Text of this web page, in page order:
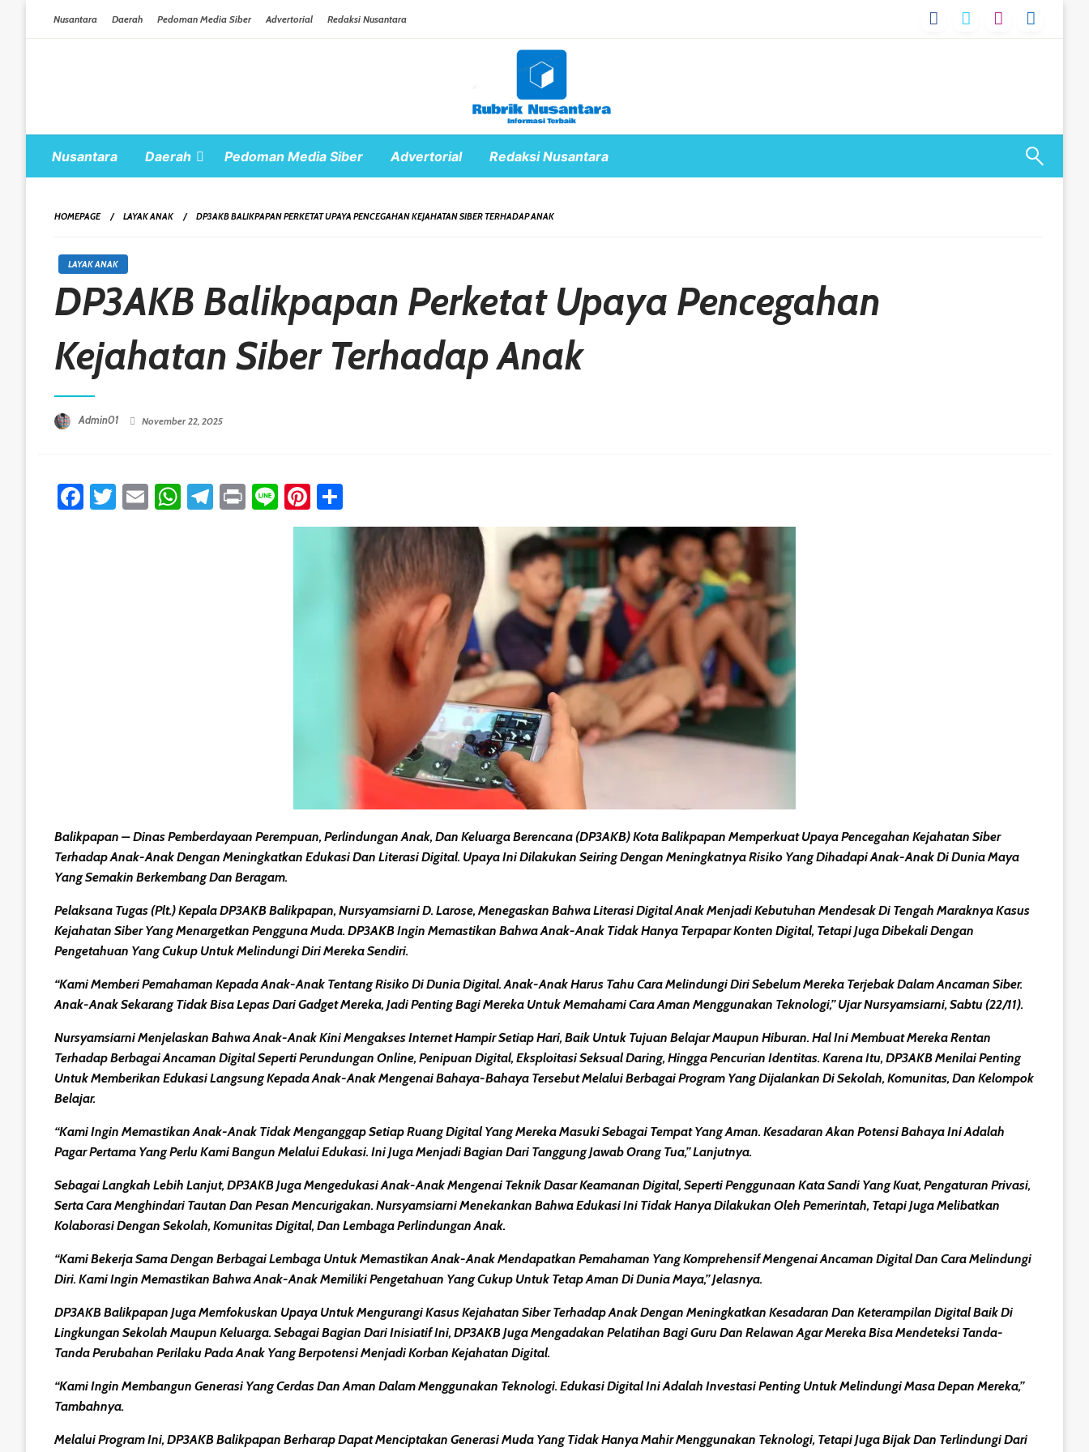
Nusantara Daerah Pedoman Media Siber Advertorial Redaksi Nusantara
Nusantara Daerah Pedoman Media Siber Advertorial Redaksi Nusantara
HOMEPAGE LAYAK ANAK DP3AKB BALIKPAPAN PERKETAT UPAYA PENCEGAHAN KEJAHATAN SIBER TERHADAP ANAK
LAYAK ANAK
DP3AKB Balikpapan Perketat Upaya Pencegahan
Kejahatan Siber Terhadap Anak
Admin01 November 22, 2025
Facebook
Twitter
EmailWhatsApp
Telegram
PrintLinePinterest
Balikpapan – Dinas Pemberdayaan Perempuan, Perlindungan Anak, Dan Keluarga Berencana (DP3AKB) Kota Balikpapan Memperkuat Upaya Pencegahan Kejahatan Siber
Terhadap Anak-Anak Dengan Meningkatkan Edukasi Dan Literasi Digital. Upaya Ini Dilakukan Seiring Dengan Meningkatnya Risiko Yang Dihadapi Anak-Anak Di Dunia Maya
Yang Semakin Berkembang Dan Beragam.
Pelaksana Tugas (Plt.) Kepala DP3AKB Balikpapan, Nursyamsiarni D. Larose, Menegaskan Bahwa Literasi Digital Anak Menjadi Kebutuhan Mendesak Di Tengah Maraknya Kasus
Kejahatan Siber Yang Menargetkan Pengguna Muda. DP3AKB Ingin Memastikan Bahwa Anak-Anak Tidak Hanya Terpapar Konten Digital, Tetapi Juga Dibekali Dengan
Pengetahuan Yang Cukup Untuk Melindungi Diri Mereka Sendiri.
“Kami Memberi Pemahaman Kepada Anak-Anak Tentang Risiko Di Dunia Digital. Anak-Anak Harus Tahu Cara Melindungi Diri Sebelum Mereka Terjebak Dalam Ancaman Siber.
Anak-Anak Sekarang Tidak Bisa Lepas Dari Gadget Mereka, Jadi Penting Bagi Mereka Untuk Memahami Cara Aman Menggunakan Teknologi,”Ujar Nursyamsiarni, Sabtu (22/11).
Nursyamsiarni Menjelaskan Bahwa Anak-Anak Kini Mengakses Internet Hampir Setiap Hari, Baik Untuk Tujuan Belajar Maupun Hiburan. Hal Ini Membuat Mereka Rentan
Terhadap Berbagai Ancaman Digital SepertiPerundungan Online,Penipuan Digital,Eksploitasi Seksual Daring, HinggaPencurian Identitas. Karena Itu, DP3AKB Menilai Penting
Untuk Memberikan Edukasi Langsung Kepada Anak-Anak Mengenai Bahaya-Bahaya Tersebut Melalui Berbagai Program Yang Dijalankan Di Sekolah, Komunitas, Dan Kelompok
Belajar.
“Kami Ingin Memastikan Anak-Anak Tidak Menganggap Setiap Ruang Digital Yang Mereka Masuki Sebagai Tempat Yang Aman. Kesadaran Akan Potensi Bahaya Ini Adalah
Pagar Pertama Yang Perlu Kami Bangun Melalui Edukasi. Ini Juga Menjadi Bagian Dari Tanggung Jawab Orang Tua,”Lanjutnya.
Sebagai Langkah Lebih Lanjut, DP3AKB Juga Mengedukasi Anak-Anak Mengenai Teknik Dasar Keamanan Digital, SepertiPenggunaan Kata Sandi Yang Kuat,Pengaturan Privasi,
SertaCara Menghindari Tautan Dan Pesan Mencurigakan. Nursyamsiarni Menekankan Bahwa Edukasi Ini Tidak Hanya Dilakukan Oleh Pemerintah, Tetapi Juga Melibatkan
Kolaborasi Dengan Sekolah, Komunitas Digital, Dan Lembaga Perlindungan Anak.
“Kami Bekerja Sama Dengan Berbagai Lembaga Untuk Memastikan Anak-Anak Mendapatkan Pemahaman Yang Komprehensif Mengenai Ancaman Digital Dan Cara Melindungi
Diri. Kami Ingin Memastikan Bahwa Anak-Anak Memiliki Pengetahuan Yang Cukup Untuk Tetap Aman Di Dunia Maya,”Jelasnya.
DP3AKB Balikpapan Juga Memfokuskan Upaya Untuk Mengurangi KasusKejahatan SiberTerhadap Anak Dengan Meningkatkan Kesadaran Dan Keterampilan Digital Baik Di
Lingkungan Sekolah Maupun Keluarga. Sebagai Bagian Dari Inisiatif Ini, DP3AKB Juga Mengadakan Pelatihan BagiGuru Dan RelawanAgar Mereka Bisa Mendeteksi Tanda-
Tanda Perubahan Perilaku Pada Anak Yang Berpotensi Menjadi Korban Kejahatan Digital.
“Kami Ingin Membangun Generasi Yang Cerdas Dan Aman Dalam Menggunakan Teknologi. Edukasi Digital Ini Adalah Investasi Penting Untuk Melindungi Masa Depan Mereka,”
Tambahnya.
Melalui Program Ini, DP3AKB Balikpapan Berharap Dapat Menciptakan Generasi Muda Yang Tidak Hanya Mahir Menggunakan Teknologi, Tetapi Juga Bijak Dan Terlindungi Dari